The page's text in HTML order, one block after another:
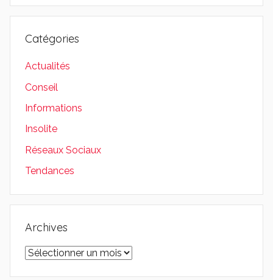
Catégories
Actualités
Conseil
Informations
Insolite
Réseaux Sociaux
Tendances
Archives
Archives